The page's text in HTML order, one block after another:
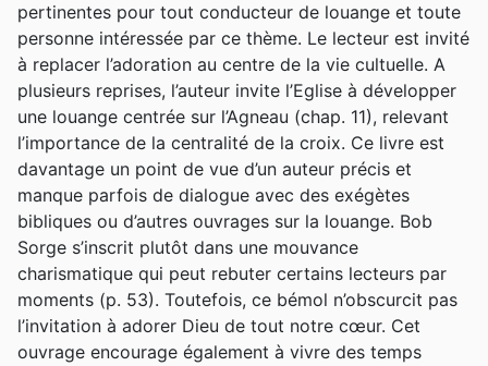
pertinentes pour tout conducteur de louange et toute
personne intéressée par ce thème. Le lecteur est invité
à replacer l’adoration au centre de la vie cultuelle. A
plusieurs reprises, l’auteur invite l’Eglise à développer
une louange centrée sur l’Agneau (chap. 11), relevant
l’importance de la centralité de la croix. Ce livre est
davantage un point de vue d’un auteur précis et
manque parfois de dialogue avec des exégètes
bibliques ou d’autres ouvrages sur la louange. Bob
Sorge s’inscrit plutôt dans une mouvance
charismatique qui peut rebuter certains lecteurs par
moments (p. 53). Toutefois, ce bémol n’obscurcit pas
l’invitation à adorer Dieu de tout notre cœur. Cet
ouvrage encourage également à vivre des temps